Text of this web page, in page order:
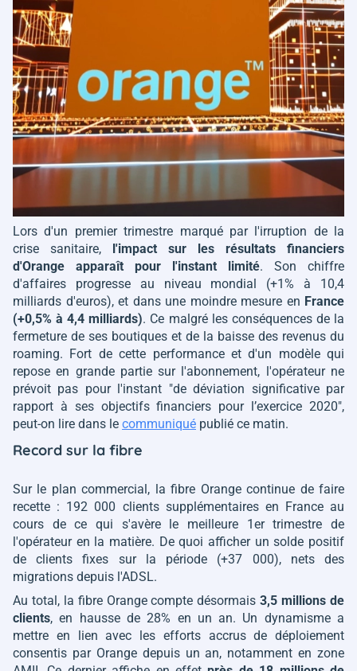
Lors d'un premier trimestre marqué par l'irruption de la
crise sanitaire, l'impact sur les résultats financiers
d'Orange apparaît pour l'instant limité. Son chiffre
d'affaires progresse au niveau mondial (+1% à 10,4
milliards d'euros), et dans une moindre mesure en France
(+0,5% à 4,4 milliards). Ce malgré les conséquences de la
fermeture de ses boutiques et de la baisse des revenus du
roaming. Fort de cette performance et d'un modèle qui
repose en grande partie sur l'abonnement, l'opérateur ne
prévoit pas pour l'instant "de déviation significative par
rapport à ses objectifs financiers pour l’exercice 2020",
peut-on lire dans le communiqué publié ce matin.
Record sur la fibre
Sur le plan commercial, la fibre Orange continue de faire
recette : 192 000 clients supplémentaires en France au
cours de ce qui s'avère le meilleure 1er trimestre de
l'opérateur en la matière. De quoi afficher un solde positif
de clients fixes sur la période (+37 000), nets des
migrations depuis l'ADSL.
Au total, la fibre Orange compte désormais3,5 millions de
clients, en hausse de 28% en un an. Un dynamisme a
mettre en lien avec les efforts accrus de déploiement
consentis par Orange depuis un an, notamment en zone